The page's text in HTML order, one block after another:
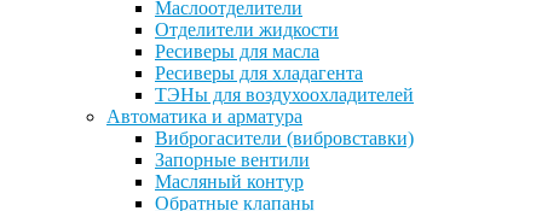
Маслоотделители
Отделители жидкости
Ресиверы для масла
Ресиверы для хладагента
ТЭНы для воздухоохладителей
Автоматика и арматура
Виброгасители (вибровставки)
Запорные вентили
Масляный контур
Обратные клапаны